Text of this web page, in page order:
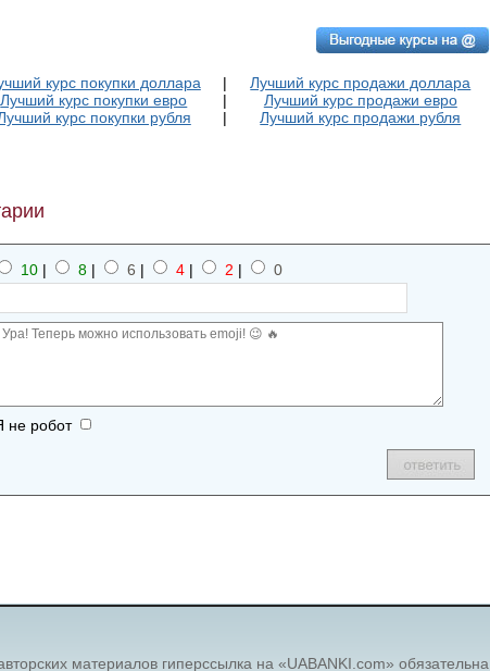
курс покупки доллара |
Лучший курс продажи доллара
Лучший курс покупки евро |
Лучший курс продажи евро
курс покупки рубля | Лучший курс продажи рубля
10 | 8 | 6 | 4 | 2 |
0
не робот
материалов гиперссылка на «UABANKI.com» обязательна.